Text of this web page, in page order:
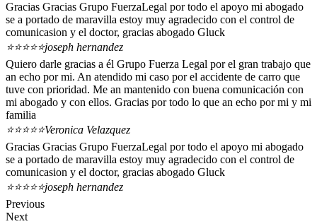
Gracias Gracias Grupo FuerzaLegal por todo el apoyo mi abogado
se a portado de maravilla estoy muy agradecido con el control de
comunicasion y el doctor, gracias abogado Gluck
⭐⭐⭐⭐⭐joseph hernandez
Quiero darle gracias a él Grupo Fuerza Legal por el gran trabajo que
an echo por mi. An atendido mi caso por el accidente de carro que
tuve con prioridad. Me an mantenido con buena comunicación con
mi abogado y con ellos. Gracias por todo lo que an echo por mi y mi
familia
⭐⭐⭐⭐⭐Veronica Velazquez
Gracias Gracias Grupo FuerzaLegal por todo el apoyo mi abogado
se a portado de maravilla estoy muy agradecido con el control de
comunicasion y el doctor, gracias abogado Gluck
⭐⭐⭐⭐⭐joseph hernandez
Previous
Next